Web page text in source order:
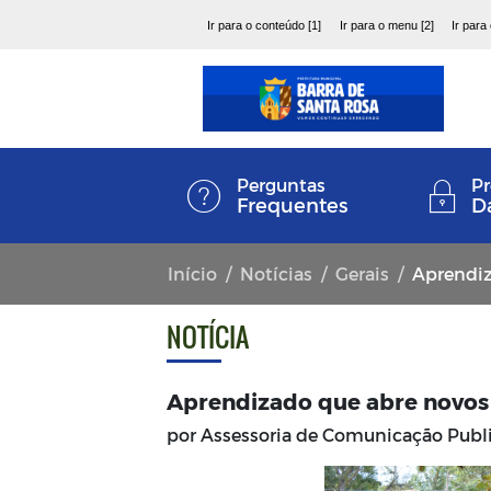
Ir para o conteúdo [1] Ir para o menu [2] Ir para
Perguntas
Frequentes
Início Notícias Gerais
NOTÍCIA
Aprendizado que abre
por Assessoria de Comunicação